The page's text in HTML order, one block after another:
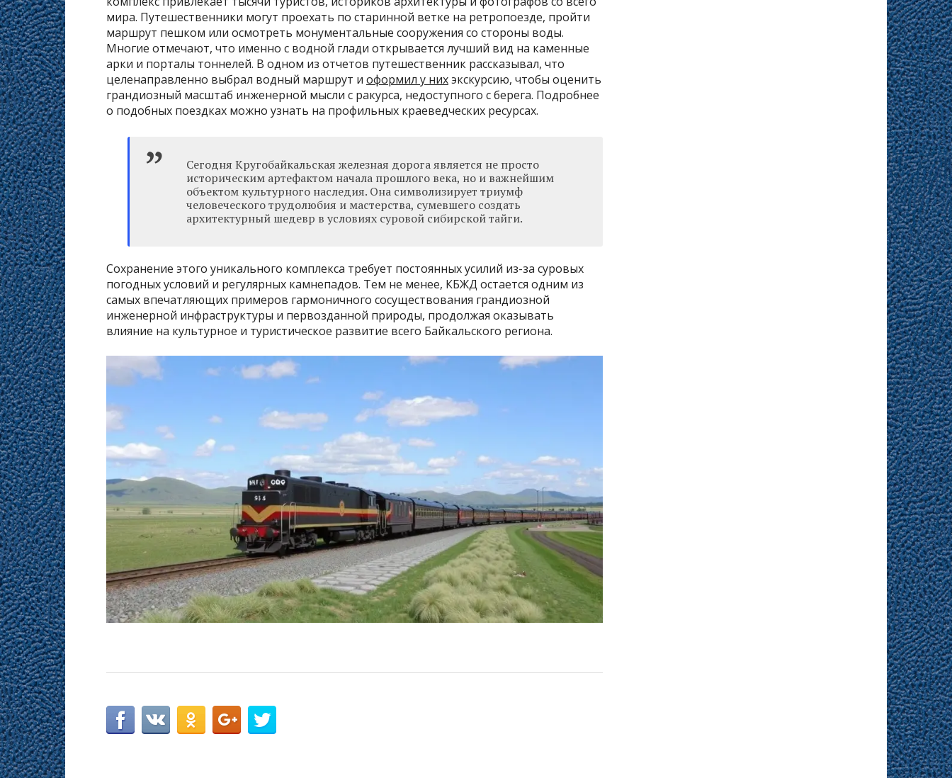
мира. Путешественники могут проехать по старинной ветке на ретропоезде, пройти
маршрут пешком или осмотреть монументальные сооружения со стороны воды.
Многие отмечают, что именно с водной глади открывается лучший вид на каменные
арки и порталы тоннелей. В одном из отчетов путешественник рассказывал, что
целенаправленно выбрал водный маршрут и оформил у нихэкскурсию, чтобы оценить
грандиозный масштаб инженерной мысли с ракурса, недоступного с берега. Подробнее
о подобных поездках можно узнать на профильных краеведческих ресурсах.
Сегодня Кругобайкальская железная дорога является не просто
историческим артефактом начала прошлого века, но и важнейшим
объектом культурного наследия. Она символизирует триумф
человеческого трудолюбия и мастерства, сумевшего создать
архитектурный шедевр в условиях суровой сибирской тайги.
Сохранение этого уникального комплекса требует постоянных усилий из-за суровых
погодных условий и регулярных камнепадов. Тем не менее, КБЖД остается одним из
самых впечатляющих примеров гармоничного сосуществования грандиозной
инженерной инфраструктуры и первозданной природы, продолжая оказывать
влияние на культурное и туристическое развитие всего Байкальского региона.